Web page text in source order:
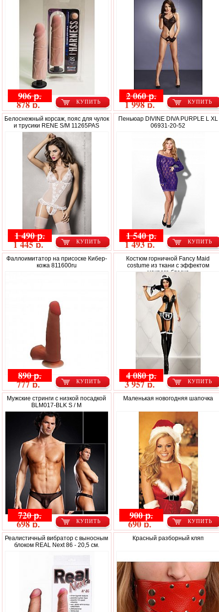
КУПИТЬ
906 р.
878 р. КУПИТЬ
2 060 р.
1 998 р.
Белоснежный корсаж, пояс для чулок
и трусики RENE S/M 11265PAS
КУПИТЬ
1 490 р.
1 445 р.
Пеньюар DIVINE DIVA PURPLE L XL
06931-20-52
КУПИТЬ
1 540 р.
1 493 р.
Фаллоимитатор на присоске Кибер-
кожа 811600ru
КУПИТЬ
890 р.
777 р.
Костюм горничной Fancy Maid
costume из ткани с эффектом
мокрого блеска
КУПИТЬ
4 080 р.
3 957 р.
Мужские стринги с низкой посадкой
BLM017-BLK S / M
КУПИТЬ
720 р.
698 р.
Маленькая новогодняя шапочка
КУПИТЬ
900 р.
690 р.
Реалистичный вибратор с выносным
блоком REAL Next 86 - 20,5 см.
Красный разборный кляп